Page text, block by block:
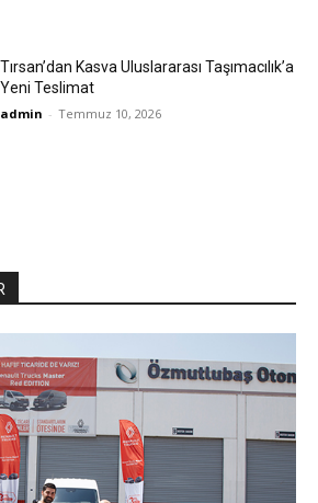
Tırsan’dan Kasva Uluslararası Taşımacılık’a
Yeni Teslimat
admin - Temmuz 10, 2026